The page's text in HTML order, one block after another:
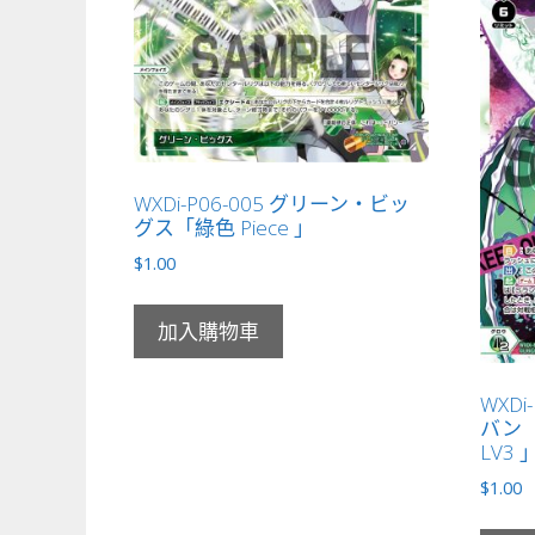
WXDi-P06-005 グリーン・ビッ
グス「綠色 Piece 」
$1.00
加入購物車
バン
LV3
$1.00